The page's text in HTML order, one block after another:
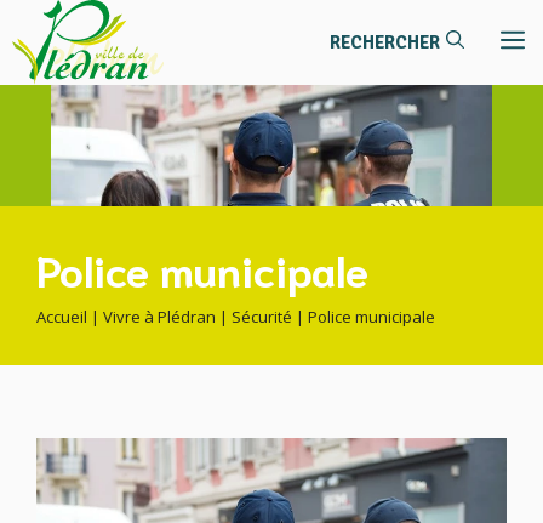
principal
au
contenu
Police municipale
Accueil | Vivre à Plédran | Sécurité | Police municipale